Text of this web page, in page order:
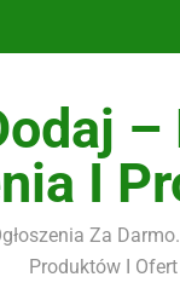
w erze cyfrowej –
Płyty
–
I
Za
Produktów I